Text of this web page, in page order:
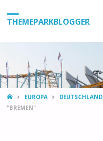
THEMEPARKBLOGGER
HOMEEUROPA DEUTSCHLAND
"BREMEN"